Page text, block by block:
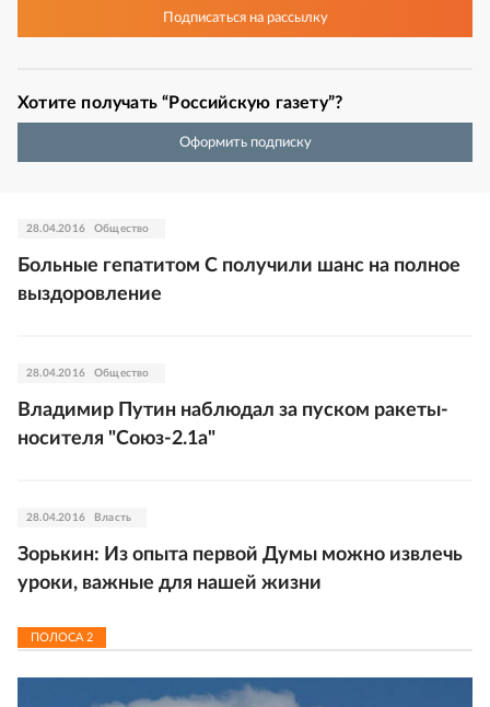
Подписатьсяна рассылку
Хотите получать “Российскую газету”?
Оформить подписку
28.04.2016 Общество
Больные гепатитом С получили шанс на полное
выздоровление
28.04.2016 Общество
Владимир Путин наблюдал за пуском ракеты-
носителя "Союз-2.1а"
28.04.2016 Власть
Зорькин: Из опыта первой Думы можно извлечь
уроки, важные для нашей жизни
ПОЛОСА 2